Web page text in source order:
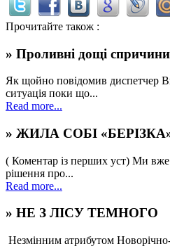
Прочитайте також :
» Проливні дощі
Як щойно повідомив диспетчер
ситуація поки що...
Read more...
» ЖИЛА СОБІ
( Коментар із перших уст) Ми вже
рішення про...
Read more...
» НЕ З ЛІСУ ТЕМНОГО
Незмінним атрибутом